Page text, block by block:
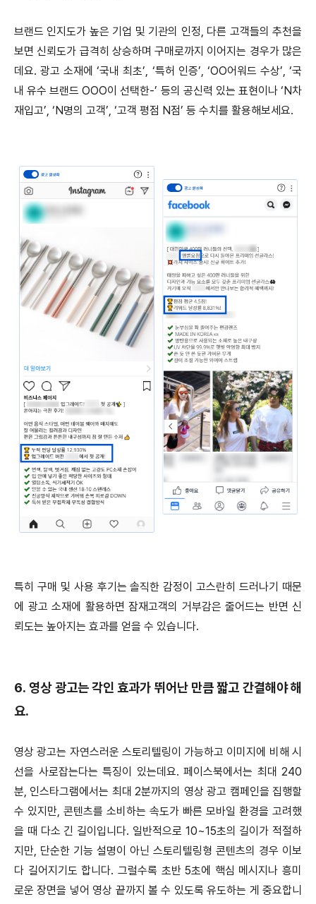
브랜드 인지도가 높은 기업 및 기관의 인정, 다른 고객들의 추천을
보면 신뢰도가 급격히 상승하며 구매로까지 이어지는 경우가 많은
데요. 광고 소재에 ‘국내 최초’, ‘특허 인증’, ‘OO어워드 수상’, ‘국
내 유수 브랜드 OOO이 선택한-’ 등의 공신력 있는 표현이나 ‘N차
재입고’, ‘N명의 고객’, ‘고객 평점 N점’ 등 수치를 활용해보세요.
특히 구매 및 사용 후기는 솔직한 감정이 고스란히 드러나기 때문
에 광고 소재에 활용하면 잠재고객의 거부감은 줄어드는 반면 신
뢰도는 높아지는 효과를 얻을 수 있습니다.
6. 영상 광고는 각인 효과가 뛰어난 만큼 짧고 간결해야 해
요.
영상 광고는 자연스러운 스토리텔링이 가능하고 이미지에 비해 시
선을 사로잡는다는 특징이 있는데요. 페이스북에서는 최대 240
분, 인스타그램에서는 최대 2분까지의 영상 광고 캠페인을 집행할
수 있지만, 콘텐츠를 소비하는 속도가 빠른 모바일 환경을 고려했
을 때 다소 긴 길이입니다. 일반적으로 10~15초의 길이가 적절하
지만, 단순한 기능 설명이 아닌 스토리텔링형 콘텐츠의 경우 이보
다 길어지기도 합니다. 그럴수록 초반 5초에 핵심 메시지나 흥미
로운 장면을 넣어 영상 끝까지 볼 수 있도록 유도하는 게 중요합니